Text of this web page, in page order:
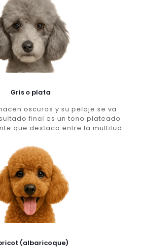
Gris o plata
oscuros y su pelaje se va
final es un tono plateado
que destaca entre la multitud.
(albaricoque)